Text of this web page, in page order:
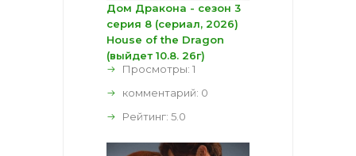
Дом Дракона - сезон 3
серия 8 (сериал, 2026)
House of the Dragon
(выйдет 10.8. 26г)
Просмотры: 1
комментарий: 0
Рейтинг: 5.0